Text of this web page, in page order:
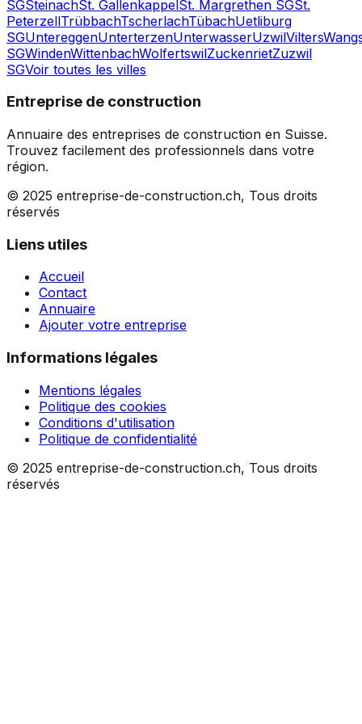
SGSteinachSt. GallenkappelSt. Margrethen SGSt.
PeterzellTrübbachTscherlachTübachUetliburg
SGUntereggenUnterterzenUnterwasserUzwilVilters
SGWindenWittenbachWolfertswilZuckenrietZuzwil
SGVoir toutes les villes
Entreprise de construction
Annuaire des entreprises de construction en Suisse.
Trouvez facilement des professionnels dans votre
région.
© 2025 entreprise-de-construction.ch, Tous droits
réservés
Liens utiles
Accueil
Contact
Annuaire
Ajouter votre entreprise
Informations légales
Mentions légales
Politique des cookies
Conditions d'utilisation
Politique de confidentialité
© 2025 entreprise-de-construction.ch, Tous droits
réservés